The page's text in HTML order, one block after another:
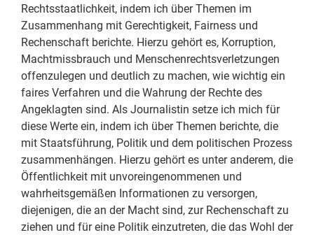
Rechtsstaatlichkeit, indem ich über Themen im
Zusammenhang mit Gerechtigkeit, Fairness und
Rechenschaft berichte. Hierzu gehört es, Korruption,
Machtmissbrauch und Menschenrechtsverletzungen
offenzulegen und deutlich zu machen, wie wichtig ein
faires Verfahren und die Wahrung der Rechte des
Angeklagten sind. Als Journalistin setze ich mich für
diese Werte ein, indem ich über Themen berichte, die
mit Staatsführung, Politik und dem politischen Prozess
zusammenhängen. Hierzu gehört es unter anderem, die
Öffentlichkeit mit unvoreingenommenen und
wahrheitsgemäßen Informationen zu versorgen,
diejenigen, die an der Macht sind, zur Rechenschaft zu
ziehen und für eine Politik einzutreten, die das Wohl der